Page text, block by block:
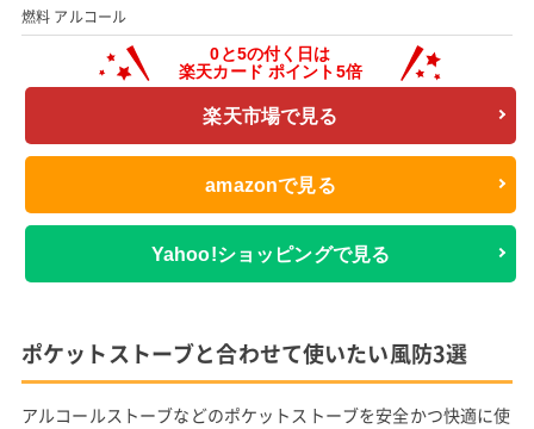
燃料 アルコール
楽天市場で見る
amazonで見る
Yahoo!ショッピングで見る
ポケットストーブと合わせて使いたい風防3選
アルコールストーブなどのポケットストーブを安全かつ快適に使